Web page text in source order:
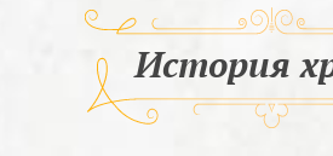
История